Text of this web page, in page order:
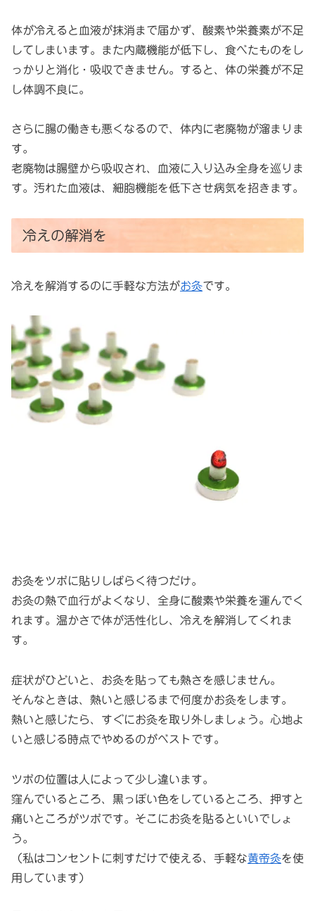
体が冷えると血液が抹消まで届かず、酸素や栄養素が不足
してしまいます。また内蔵機能が低下し、食べたものをし
っかりと消化・吸収できません。すると、体の栄養が不足
し体調不良に。
さらに腸の働きも悪くなるので、体内に老廃物が溜まりま
す。
老廃物は腸壁から吸収され、血液に入り込み全身を巡りま
す。汚れた血液は、細胞機能を低下させ病気を招きます。
冷えの解消を
冷えを解消するのに手軽な方法がお灸です。
お灸をツボに貼りしばらく待つだけ。
お灸の熱で血行がよくなり、全身に酸素や栄養を運んでく
れます。温かさで体が活性化し、冷えを解消してくれま
す。
症状がひどいと、お灸を貼っても熱さを感じません。
そんなときは、熱いと感じるまで何度かお灸をします。
熱いと感じたら、すぐにお灸を取り外しましょう。心地よ
いと感じる時点でやめるのがベストです。
ツボの位置は人によって少し違います。
窪んでいるところ、黒っぽい色をしているところ、押すと
痛いところがツボです。そこにお灸を貼るといいでしょ
う。
（私はコンセントに刺すだけで使える、手軽な黄帝灸を使
用しています）